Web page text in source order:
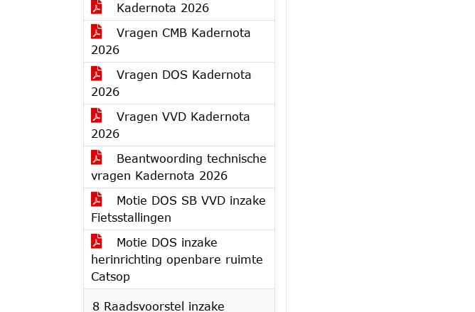
Kadernota 2026
Vragen CMB Kadernota
2026
Vragen DOS Kadernota
2026
Vragen VVD Kadernota
2026
Beantwoording technische
vragen Kadernota 2026
Motie DOS SB VVD inzake
Fietsstallingen
Motie DOS inzake
herinrichting openbare ruimte
Catsop
8 Raadsvoorstel inzake